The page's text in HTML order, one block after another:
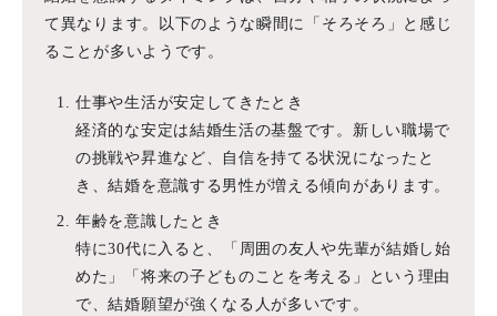
て異なります。以下のような瞬間に「そろそろ」と感じ
ることが多いようです。
仕事や生活が安定してきたとき
経済的な安定は結婚生活の基盤です。新しい職場で
の挑戦や昇進など、自信を持てる状況になったと
き、結婚を意識する男性が増える傾向があります。
年齢を意識したとき
特に30代に入ると、「周囲の友人や先輩が結婚し始
めた」「将来の子どものことを考える」という理由
で、結婚願望が強くなる人が多いです。